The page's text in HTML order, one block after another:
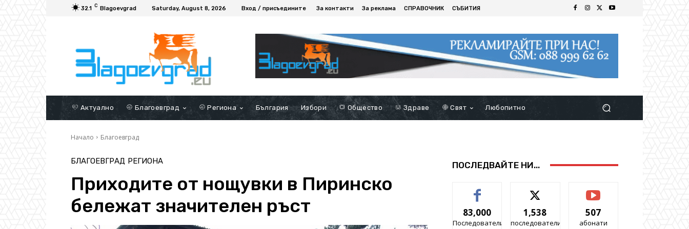
32.1 C Blagoevgrad Saturday, August 8, 2026 Вход / присъедините За контакти За реклама СПРАВОЧНИК СЪБИТИЯ
Актуално Благоевград Региона България Избори Общество Здраве Свят Любопитно
Начало Благоевград
БЛАГОЕВГРАД РЕГИОНА
Приходите от нощувки в Пиринско
бележат значителен ръст
ПОСЛЕДВАЙТЕ НИ...
83,000
Последователи
1,538
последователи
507
абонати